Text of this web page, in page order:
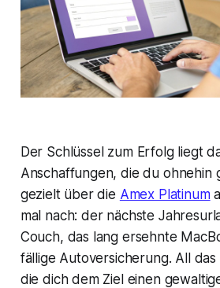
Der Schlüssel zum Erfolg liegt
Anschaffungen, die du ohnehin
gezielt über die Amex Platinum
mal nach: der nächste
Couch, das lang ersehnte
fällige Autoversicherung. All
die dich dem Ziel einen